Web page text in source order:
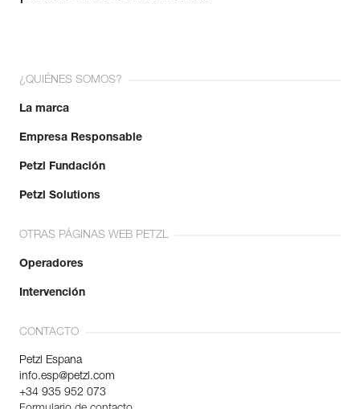
¿QUIÉNES SOMOS?
La marca
Empresa Responsable
Petzl Fundación
Petzl Solutions
OTRAS PÁGINAS WEB PETZL
Operadores
Intervención
CONTACTO
Petzl Espana
info.esp@petzl.com
+34 935 952 073